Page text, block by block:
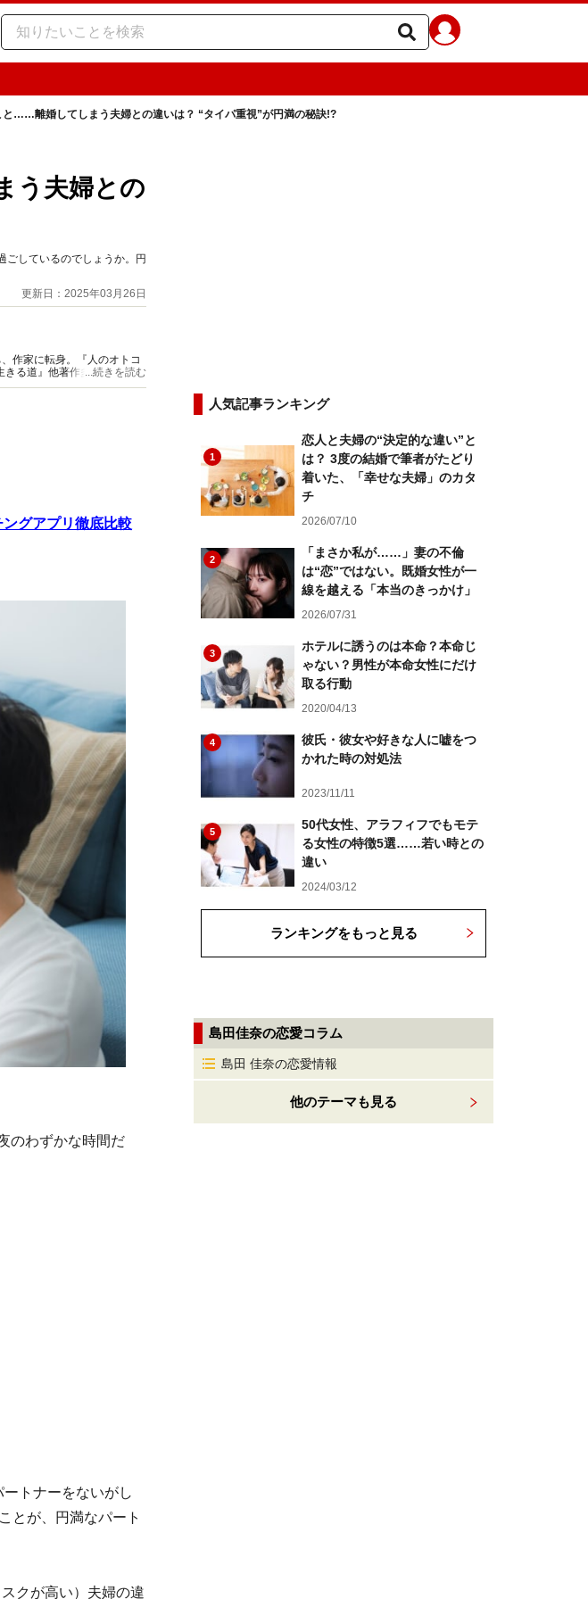
と……離婚してしまう夫婦との違いは？ “タイパ重視”が円満の秘訣!?
う夫婦との
ごしているのでしょうか。円
更新日：2025年03月26日
作家に転身。『人のオトコ
きる道』他著作多数。Web、
...続きを読む
グアプリ徹底比較
のわずかな時間だ
トナーをないがし
とが、円満なパート
クが高い）夫婦の違
人気記事ランキング
1
恋人と夫婦の“決定的な違い”と
は？ 3度の結婚で筆者がたどり
着いた、「幸せな夫婦」のカタ
チ
2026/07/10
2
「まさか私が……」妻の不倫
は“恋”ではない。既婚女性が一
線を越える「本当のきっかけ」
2026/07/31
3
ホテルに誘うのは本命？本命じ
ゃない？男性が本命女性にだけ
取る行動
2020/04/13
4
彼氏・彼女や好きな人に嘘をつ
かれた時の対処法
2023/11/11
5
50代女性、アラフィフでもモテ
る女性の特徴5選……若い時との
違い
2024/03/12
ランキングをもっと見る
島田佳奈の恋愛コラム
島田 佳奈の恋愛情報
他のテーマも見る